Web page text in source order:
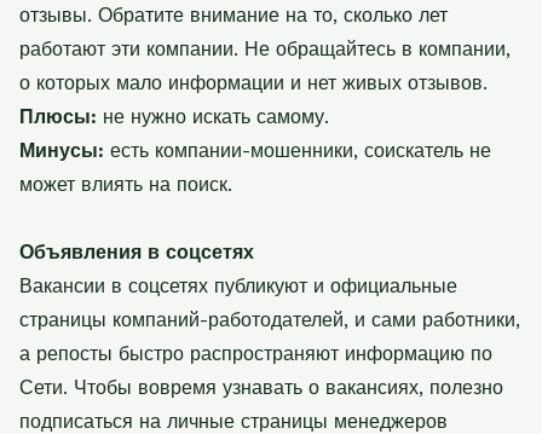
отзывы. Обратите внимание на то, сколько лет
работают эти компании. Не обращайтесь в компании,
о которых мало информации и нет живых отзывов.
Плюсы: не нужно искать самому.
Минусы: есть компании-мошенники, соискатель не
может влиять на поиск.
Объявления в соцсетях
Вакансии в соцсетях публикуют и официальные
страницы компаний-работодателей, и сами работники,
а репосты быстро распространяют информацию по
Сети. Чтобы вовремя узнавать о вакансиях, полезно
подписаться на личные страницы менеджеров